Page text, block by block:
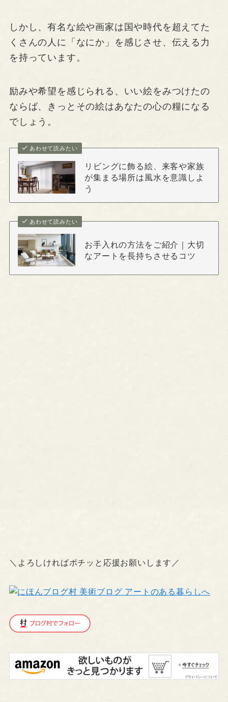
しかし、有名な絵や画家は国や時代を超えてた
くさんの人に「なにか」を感じさせ、伝える力
を持っています。
励みや希望を感じられる、いい絵をみつけたの
ならば、きっとその絵はあなたの心の糧になる
でしょう。
あわせて読みたい
リビングに飾る絵、来客や家族
が集まる場所は風水を意識しよ
う
あわせて読みたい
お手入れの方法をご紹介｜大切
なアートを長持ちさせるコツ
＼よろしければポチッと応援お願いします／